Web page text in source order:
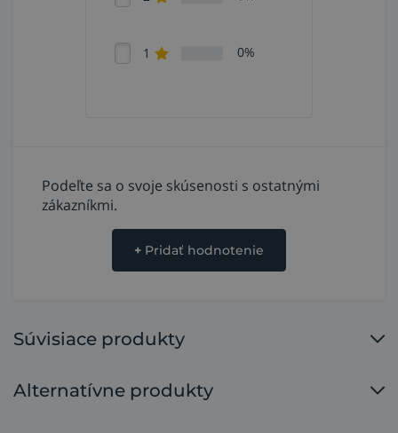
1 0%
Podeľte sa o svoje skúsenosti s ostatnými
zákazníkmi.
+ Pridať hodnotenie
Súvisiace produkty
Alternatívne produkty